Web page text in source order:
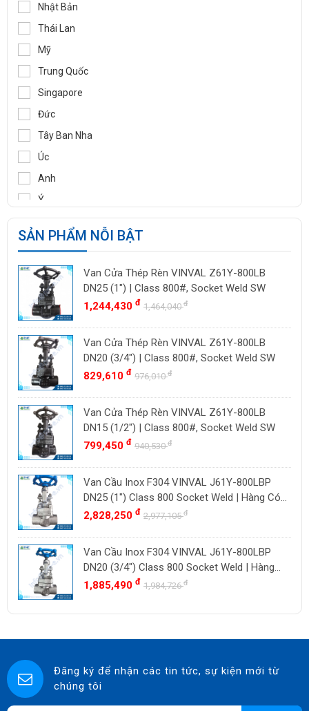
RITAG
GASSO
SAMYANG
TOZEN
PEKOS
VINVAL
AZBIL
BROADY
OCV
SIRCA
BESA
BAODI
TLV
ZENNER
DOUGLAS
LESER
VENN
YOSHITAKE
KITZ
DK VALVE
TIGER
HD FIRE
ETM
TAMAKI
ASAHI
SWISSFLUID
KUNKLE
SINGAFLEX
DKM
Nhật Bản
Thái Lan
Mỹ
Trung Quốc
Singapore
Đức
Tây Ban Nha
Úc
Anh
Ý
Pháp
Ấn Độ
Indonesia
Malaysia
Đài Loan
Việt Nam
Thụy Sĩ
Ba Lan
SẢN PHẨM NỖI BẬT
Van Cửa Thép Rèn VINVAL Z61Y-800LB
DN25 (1") | Class 800#, Socket Weld SW
1,244,430 đ 1,464,040đ
Van Cửa Thép Rèn VINVAL Z61Y-800LB
DN20 (3/4") | Class 800#, Socket Weld SW
829,610 đ 976,010đ
Van Cửa Thép Rèn VINVAL Z61Y-800LB
DN15 (1/2") | Class 800#, Socket Weld SW
799,450 đ 940,530đ
Van Cầu Inox F304 VINVAL J61Y-800LBP
DN25 (1") Class 800 Socket Weld | Hàng Có
Sẵn
2,828,250 đ 2,977,105đ
Van Cầu Inox F304 VINVAL J61Y-800LBP
DN20 (3/4") Class 800 Socket Weld | Hàng
Có Sẵn
1,885,490 đ 1,984,726đ
Đăng ký để nhận các tin tức, sự kiện mới từ
chúng tôi